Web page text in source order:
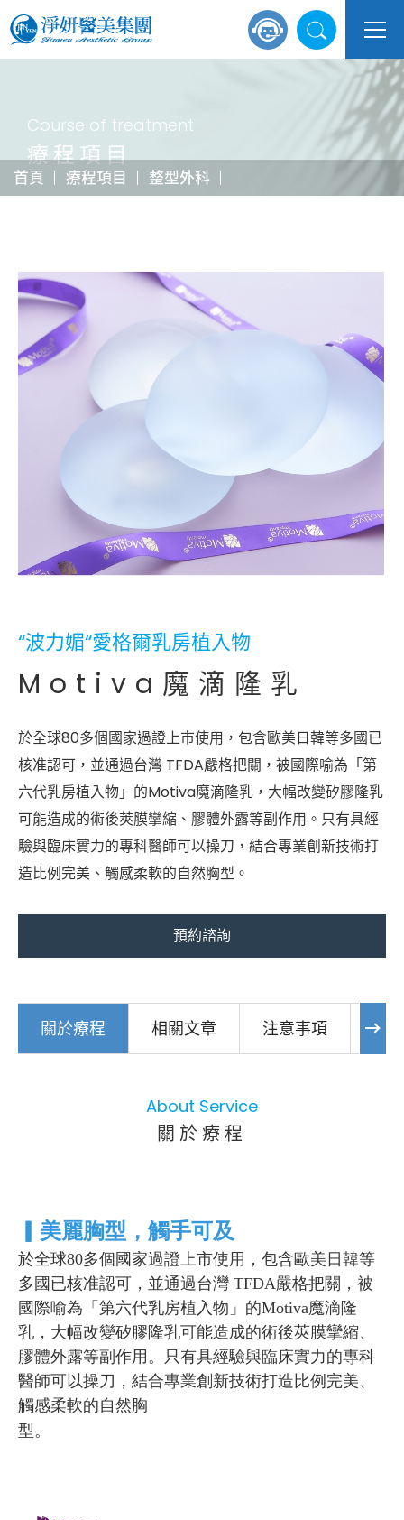
Course of treatment
療程項目
首頁 療程項目 整型外科
“波力媚“愛格爾乳房植入物
Motiva魔滴隆乳
於全球80多個國家過證上市使用，包含歐美日韓等多國已
核准認可，並通過台灣 TFDA嚴格把關，被國際喻為「第
六代乳房植入物」的Motiva魔滴隆乳，大幅改變矽膠隆乳
可能造成的術後莢膜攣縮、膠體外露等副作用。只有具經
驗與臨床實力的專科醫師可以操刀，結合專業創新技術打
造比例完美、觸感柔軟的自然胸型。
預約諮詢
關於療程 相關文章 注意事項 常
About Service
關於療程
美麗胸型，觸手可及
於全球80多個國家過證上市使用，包含歐美日韓等
多國已核准認可，並通過台灣 TFDA嚴格把關，被
國際喻為「第六代乳房植入物」的Motiva魔滴隆
乳，大幅改變矽膠隆乳可能造成的術後莢膜攣縮、
膠體外露等副作用。只有具經驗與臨床實力的專科
醫師可以操刀，結合專業創新技術打造比例完美、
觸感柔軟的自然胸
型。